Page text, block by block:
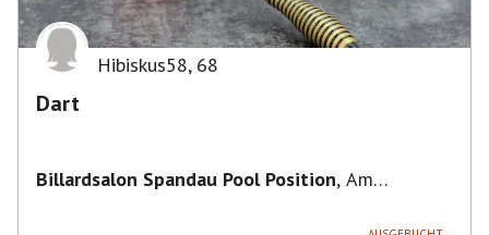
Hibiskus58, 68
Dart
Billardsalon Spandau Pool Position, Am